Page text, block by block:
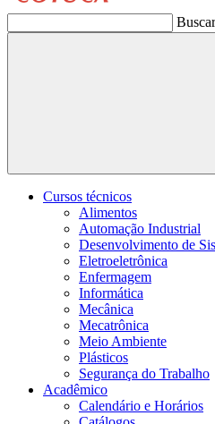
Buscar
Cursos técnicos
Alimentos
Automação Industrial
Desenvolvimento de
Eletroeletrônica
Enfermagem
Informática
Mecânica
Mecatrônica
Meio Ambiente
Plásticos
Segurança do Trabalho
Acadêmico
Calendário e Horários